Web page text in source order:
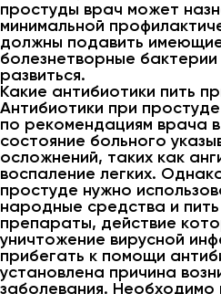
простуды врач может
минимальной
должны подавить
болезнетворные
развиться.
Какие антибиотики пить
Антибиотики при
по рекомендациям врача
состояние больного
осложнений, таких как
воспаление легких.
простуде нужно
народные средства и
препараты, действие
уничтожение вирусной
прибегать к помощи
установлена причина
заболевания. Необходимо